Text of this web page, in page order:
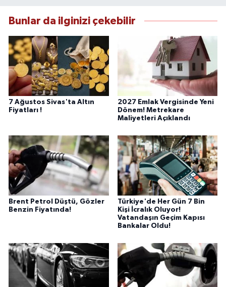
Bunlar da ilginizi çekebilir
7 Ağustos Sivas'ta Altın
Fiyatları !
2027 Emlak Vergisinde Yeni
Dönem! Metrekare
Maliyetleri Açıklandı
Brent Petrol Düştü, Gözler
Benzin Fiyatında!
Türkiye'de Her Gün 7 Bin
Kişi İcralık Oluyor!
Vatandaşın Geçim Kapısı
Bankalar Oldu!